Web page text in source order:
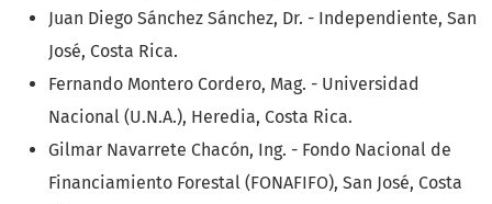
Juan Diego Sánchez Sánchez, Dr. - Independiente, San
José, Costa Rica.
Fernando Montero Cordero, Mag. - Universidad
Nacional (U.N.A.), Heredia, Costa Rica.
Gilmar Navarrete Chacón, Ing. - Fondo Nacional de
Financiamiento Forestal (FONAFIFO), San José, Costa